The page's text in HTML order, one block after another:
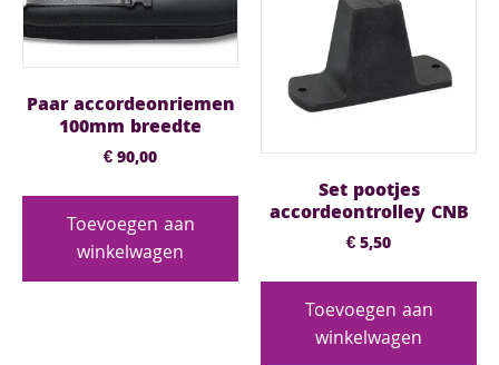
Paar accordeonriemen
100mm breedte
€90,00
Toevoegen aan
winkelwagen
Set pootjes
accordeontrolley CNB
€5,50
Toevoegen aan
winkelwagen